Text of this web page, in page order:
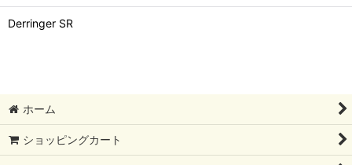
Derringer SR
ホーム
ショッピングカート